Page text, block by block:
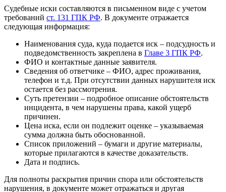
Судебные иски составляются в письменном виде с учетом
требований ст. 131 ГПК РФ. В документе отражается
следующая информация:
Наименования суда, куда подается иск – подсудность и
подведомственность закреплена в Главе 3 ГПК РФ.
ФИО и контактные данные заявителя.
Сведения об ответчике – ФИО, адрес проживания,
телефон и т.д. При отсутствии данных нарушителя иск
остается без рассмотрения.
Суть претензии – подробное описание обстоятельств
инцидента, в чем нарушены права, какой ущерб
причинен.
Цена иска, если он подлежит оценке – указываемая
сумма должна быть обоснованной.
Список приложений – бумаги и другие материалы,
которые прилагаются в качестве доказательств.
Дата и подпись.
Для полноты раскрытия причин спора или обстоятельств
нарушения, в документе может отражаться и другая